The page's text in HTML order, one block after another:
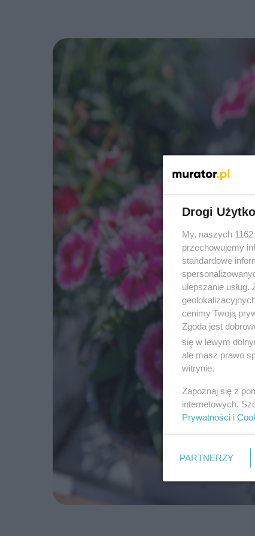
Drogi
My, naszych
przechowujemy
standardowe
ulepszanie
cenimy Twoją
Zgoda jest
się w lewym
ale masz prawo
witrynie.
Zapoznaj się z
internetowych.
Prywatności i
PARTNERZY